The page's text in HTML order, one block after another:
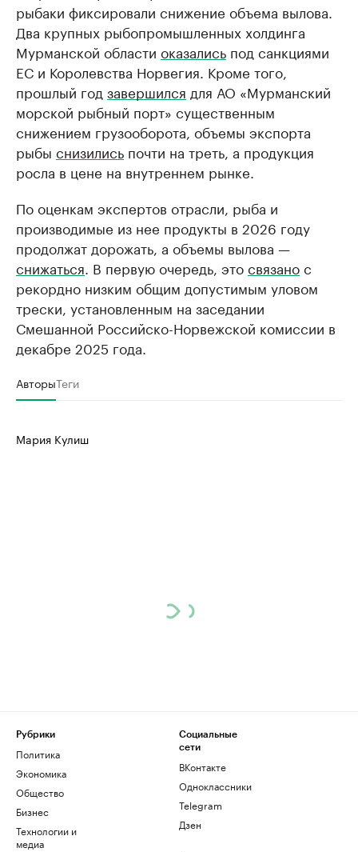
рыбаки фиксировали снижение объема вылова.
Два крупных рыбопромышленных холдинга
Мурманской области оказались под санкциями
ЕС и Королевства Норвегия. Кроме того,
прошлый год завершился для АО «Мурманский
морской рыбный порт» существенным
снижением грузооборота, объемы экспорта
рыбы снизились почти на треть, а продукция
росла в цене на внутреннем рынке.
По оценкам экспертов отрасли, рыба и
производимые из нее продукты в 2026 году
продолжат дорожать, а объемы вылова —
снижаться. В первую очередь, этосвязанос
рекордно низким общим допустимым уловом
трески, установленным на заседании
Смешанной Российско-Норвежской комиссии в
декабре 2025 года.
АвторыТеги
Мария Кулиш
Рубрики
Политика
Экономика
Общество
Бизнес
Технологии и
медиа
Социальные
сети
ВКонтакте
Одноклассники
Telegram
Дзен